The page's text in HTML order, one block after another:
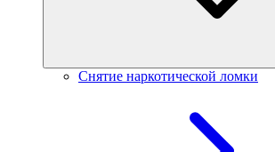
Снятие наркотической ломки